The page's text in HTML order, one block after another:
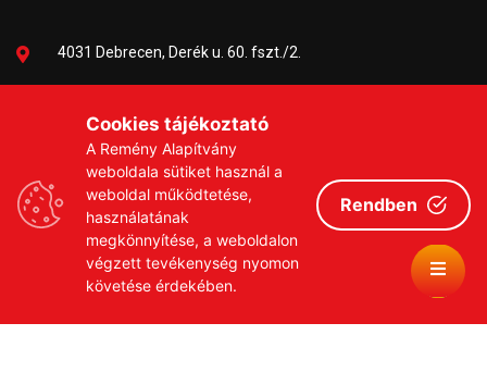
4031 Debrecen, Derék u. 60. fszt./2.
remeny1999@gmail.com
Cookies tájékoztató
A Remény Alapítvány
weboldala sütiket használ a
weboldal működtetése,
használatának
megkönnyítése, a weboldalon
végzett tevékenység nyomon
követése érdekében.
Rendben